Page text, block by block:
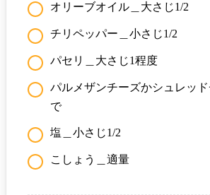
オリーブオイル＿大さじ1/2
チリペッパー＿小さじ1/2
パセリ＿大さじ1程度
パルメザンチーズかシュレッ
で
塩＿小さじ1/2
こしょう＿適量